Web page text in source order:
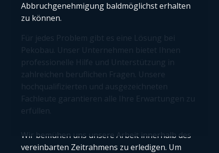
Abbruchgenehmigung baldmöglichst erhalten
zu können.
Für jedes Problem gibt es eine Lösung bei
Pekobau. Unser Unternehmen bietet Ihnen
professionelle Hilfe und Unterstützung in
zahlreichen beruflichen Fragen. Unsere
hochqualifizierten und ausgezeichneten
Fachleute garantieren alle Ihre Erwartungen zu
erfüllen.
Wir bemühen uns unsere Arbeit innerhalb des
vereinbarten Zeitrahmens zu erledigen. Um